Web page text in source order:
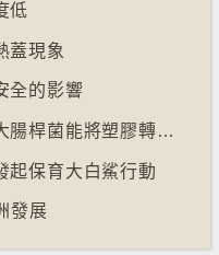
低
蓋現象
全的影響
【十萬八千里】化學家發現大腸桿菌能將塑膠轉化為止痛藥
起保育大白鯊行動
發展